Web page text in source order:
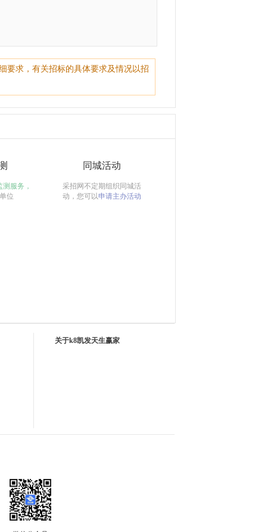
要求，有关招标的具体要求及情况以招
测服务，
位
同城活动
采招网不定期组织同城活
动，您可以申请主办活动
关于k8凯发天生赢家